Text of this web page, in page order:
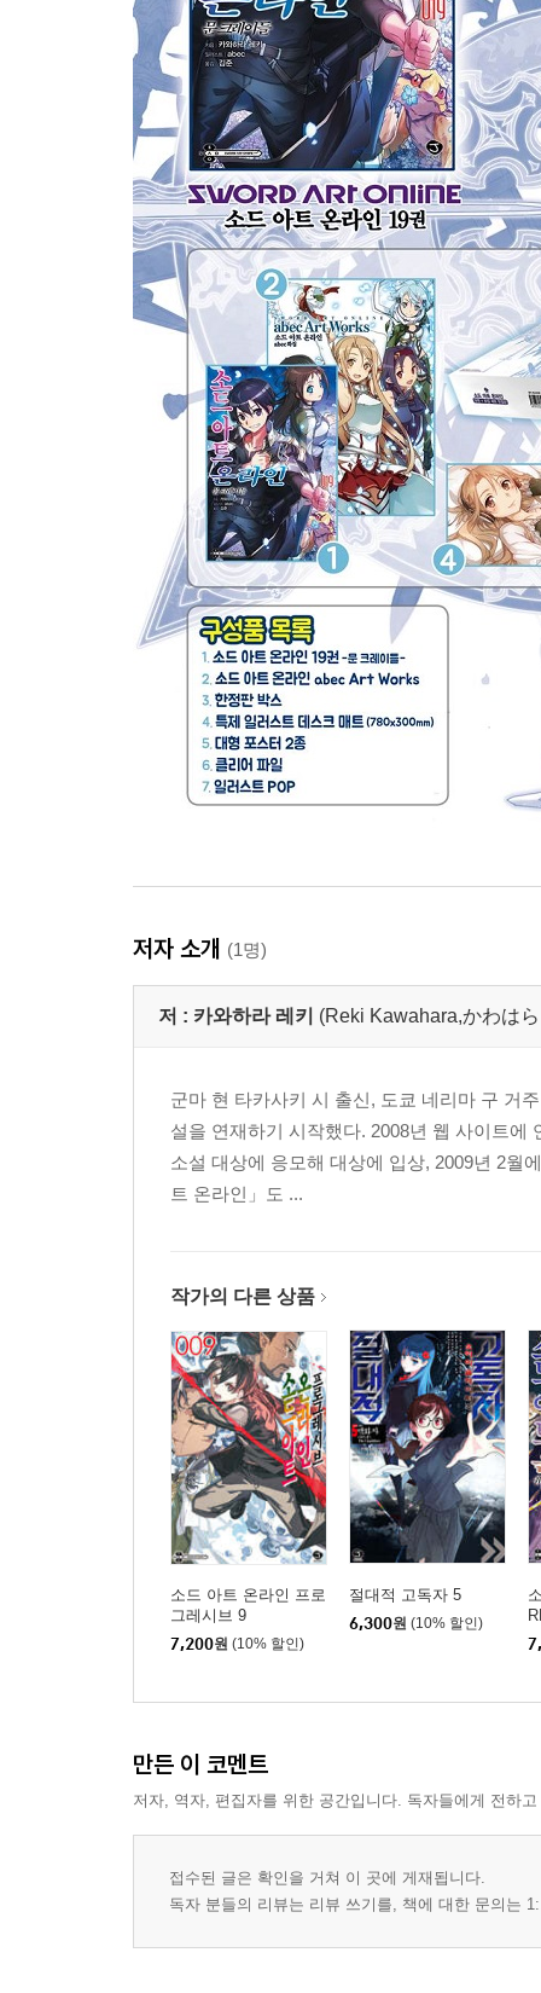
저자 소개 (1명)
저 : 카와하라 레키 (Reki Kawahara,かわは
군마 현 타카사키 시 출신, 도쿄 네리마 구 거
설을 연재하기 시작했다. 2008년 웹 사이트
소설 대상에 응모해 대상에 입상, 2009년 2월
트 온라인」도 ...
작가의 다른 상품
소드 아트 온라인 프로
그레시브 9
7,200원 (10% 할인)
절대적 고독자 5
6,300원 (10% 할인)
만든 이 코멘트
저자, 역자, 편집자를 위한 공간입니다. 독자들에게 전하
접수된 글은 확인을 거쳐 이 곳에 게재됩니다.
독자 분들의 리뷰는 리뷰 쓰기를, 책에 대한 문의는